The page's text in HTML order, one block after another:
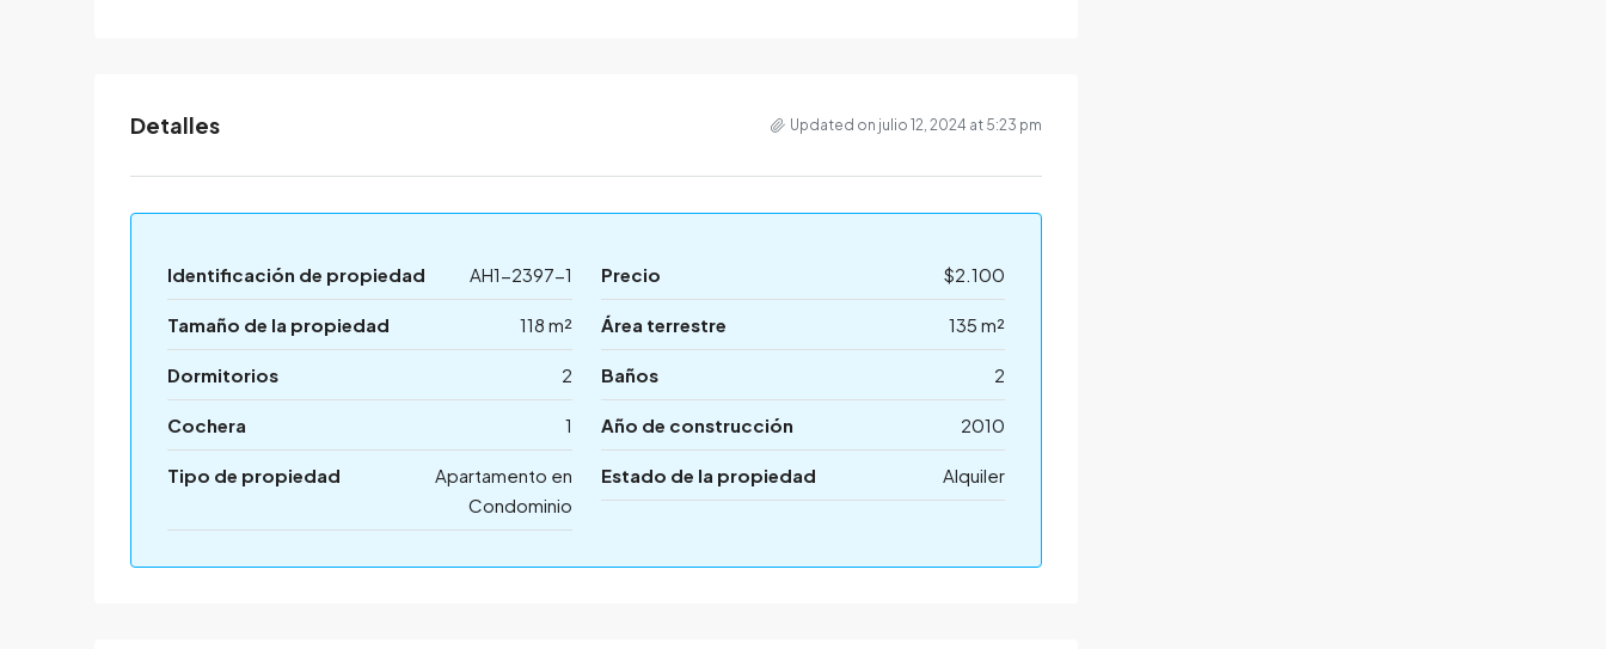
Detalles Updated on julio 12, 2024 at 5:23 pm
Identificación de propiedad AH1-2397-1 Precio $2.100
Tamaño de la propiedad 118 m² Área terrestre 135 m²
Dormitorios 2 Baños 2
Cochera 1 Año de construcción 2010
Tipo de propiedad
Apartamento en
Condominio
Estado de la propiedad Alquiler